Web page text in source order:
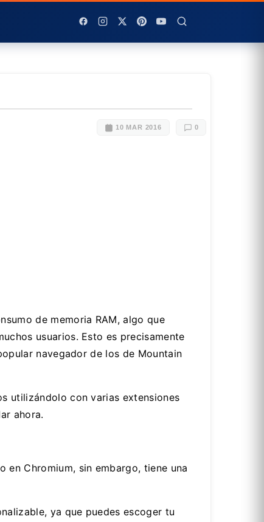
10 MAR 2016 0
de memoria RAM, algo que
usuarios. Esto es precisamente
navegador de los de Mountain
utilizándolo con varias extensiones
ahora.
en Chromium, sin embargo, tiene una
ya que puedes escoger tu